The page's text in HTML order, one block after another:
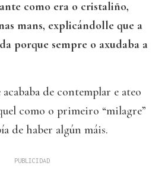
como era o cristaliño,
mans, explicándolle que a
porque sempre o axudaba a
de contemplar e ateo
como o primeiro “milagre”
de haber algún máis.